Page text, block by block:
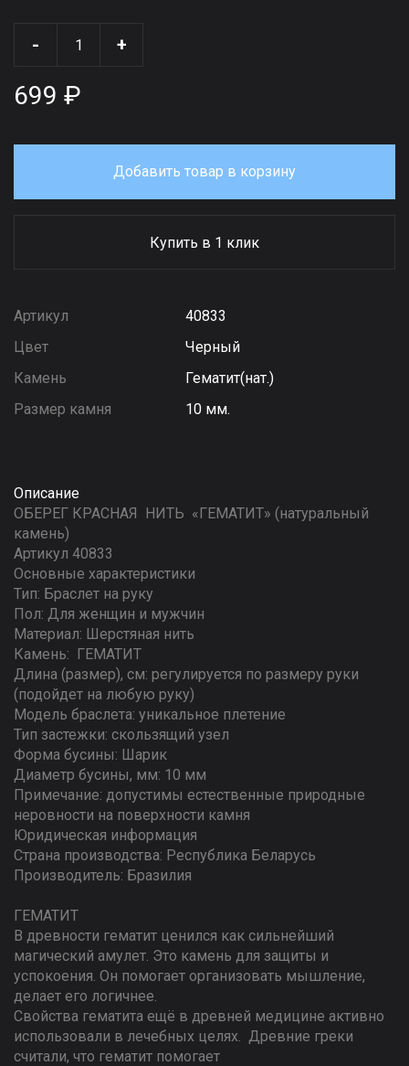
- +
699 ₽
Добавить товар в корзину
Купить в 1 клик
Артикул
40833
Цвет
Черный
Камень
Гематит(нат.)
Размер камня
10 мм.
Описание
ОБЕРЕГ КРАСНАЯ НИТЬ «ГЕМАТИТ» (натуральный
камень)
Артикул 40833
Основные характеристики
Тип: Браслет на руку
Пол: Для женщин и мужчин
Материал: Шерстяная нить
Камень: ГЕМАТИТ
Длина (размер), см: регулируется по размеру руки
(подойдет на любую руку)
Модель браслета: уникальное плетение
Тип застежки: скользящий узел
Форма бусины: Шарик
Диаметр бусины, мм: 10 мм
Примечание: допустимы естественные природные
неровности на поверхности камня
Юридическая информация
Страна производства: Республика Беларусь
Производитель: Бразилия
ГЕМАТИТ
В древности гематит ценился как сильнейший
магический амулет. Это камень для защиты и
успокоения. Он помогает организовать мышление,
делает его логичнее.
Свойства гематита ещё в древней медицине активно
использовали в лечебных целях. Древние греки
считали, что гематит помогает